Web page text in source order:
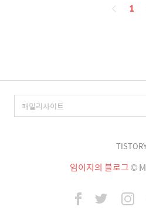
페
1
임이지의 블로그©